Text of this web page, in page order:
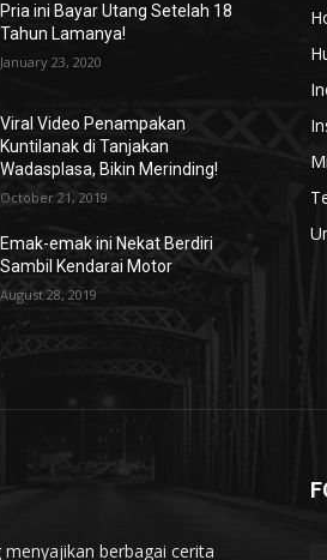
Pria ini Bayar Utang Setelah 18
Tahun Lamanya!
January 23, 2020
Viral Video Penampakan
Kuntilanak di Tanjakan
Wadasplasa, Bikin Merinding!
October 21, 2019
Emak-emak ini Nekat Berdiri
Sambil Kendarai Motor
August 28, 2019
berbagai cerita